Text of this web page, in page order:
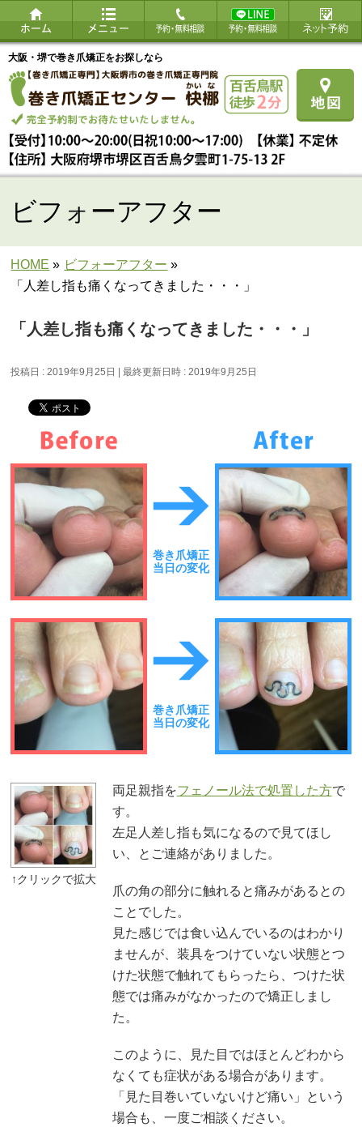
大阪・堺で巻き爪矯正をお探しなら
ビフォーアフター
HOME » ビフォーアフター »
「人差し指も痛くなってきました・・・」
「人差し指も痛くなってきました・・・」
投稿日 : 2019年9月25日 最終更新日時 : 2019年9月25日
巻き爪矯正
当日の変化
巻き爪矯正
当日の変化
両足親指をフェノール法で処置した方で
す。
左足人差し指も気になるので見てほし
い、とご連絡がありました。
爪の角の部分に触れると痛みがあるとの
ことでした。
見た感じでは食い込んでいるのはわかり
ませんが、装具をつけていない状態とつ
けた状態で触れてもらったら、つけた状
態では痛みがなかったので矯正しまし
た。
このように、見た目ではほとんどわから
なくても症状がある場合があります。
「見た目巻いていないけど痛い」という
場合も、一度ご相談ください。